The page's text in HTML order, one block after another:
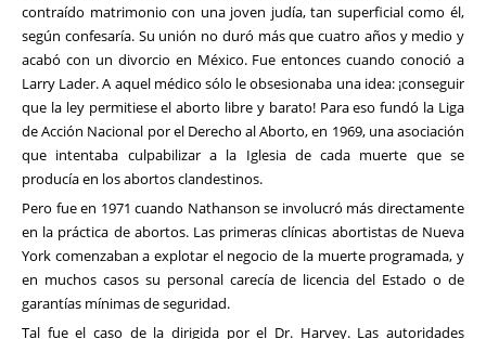
contraído matrimonio con una joven judía, tan superficial como él,
según confesaría. Su unión no duró más que cuatro años y medio y
acabó con un divorcio en México. Fue entonces cuando conoció a
Larry Lader. A aquel médico sólo le obsesionaba una idea: ¡conseguir
que la ley permitiese el aborto libre y barato! Para eso fundó la Liga
de Acción Nacional por el Derecho al Aborto, en 1969, una asociación
que intentaba culpabilizar a la Iglesia de cada muerte que se
producía en los abortos clandestinos.
Pero fue en 1971 cuando Nathanson se involucró más directamente
en la práctica de abortos. Las primeras clínicas abortistas de Nueva
York comenzaban a explotar el negocio de la muerte programada, y
en muchos casos su personal carecía de licencia del Estado o de
garantías mínimas de seguridad.
Tal fue el caso de la dirigida por el Dr. Harvey. Las autoridades